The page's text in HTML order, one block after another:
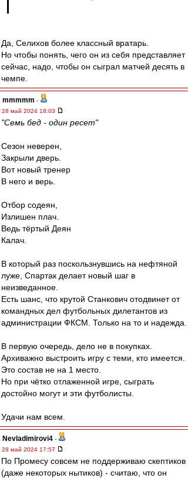
Да, Селихов более классный вратарь.
Но чтобы понять, чего он из себя представляет
сейчас, надо, чтобы он сыграл матчей десять в
чемпе.
mmmmm -
28 май 2024 18:03
"Семь бед - один ресет"
Сезон неверен,
Закрыли дверь.
Вот новый тренер
В него и верь.
Отбор содеян,
Излишен плач.
Ведь тёртый Деян
Калач.
В который раз поскользнувшись на нефтяной
луже, Спартак делает новый шаг в
неизведанное.
Есть шанс, что крутой Станкович отодвинет от
командных дел футбольных дилетантов из
администрации ФКСМ. Только на то и надежда.
В первую очередь, дело не в покупках.
Архиважно выстроить игру с теми, кто имеется.
Это состав не на 1 место.
Но при чётко отлаженной игре, сыграть
достойно могут и эти футболисты.
Удачи нам всем.
Nevladimirovi4 -
28 май 2024 17:57
По Промесу совсем не поддерживаю скептиков
(даже некоторых нытиков) - считаю, что он